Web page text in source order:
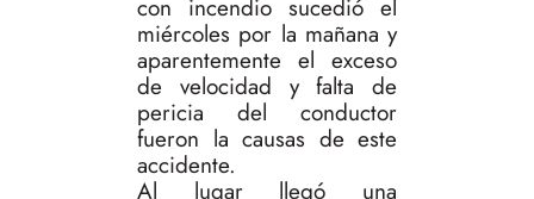
con incendio sucedió el
miércoles por la mañana y
aparentemente el exceso
de velocidad y falta de
pericia del conductor
fueron la causas de este
accidente.
Al lugar llegó una